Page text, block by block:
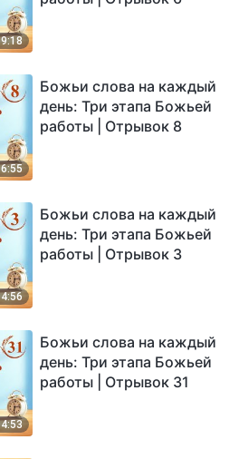
9:18
6:55
Божьи слова на каждый
день: Три этапа Божьей
работы | Отрывок 8
4:56
Божьи слова на каждый
день: Три этапа Божьей
работы | Отрывок 3
4:53
Божьи слова на каждый
день: Три этапа Божьей
работы | Отрывок 31